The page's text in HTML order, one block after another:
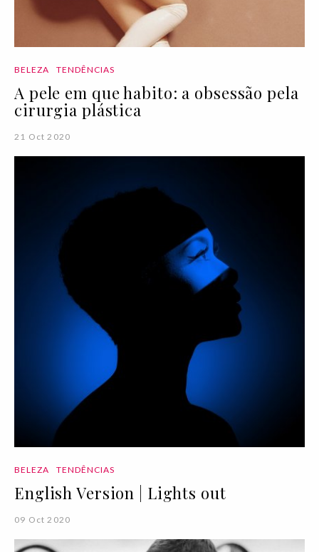
BELEZA TENDÊNCIAS
A pele em que habito: a obsessão pela
cirurgia plástica
21 Oct 2020
BELEZA TENDÊNCIAS
English Version | Lights out
09 Oct 2020